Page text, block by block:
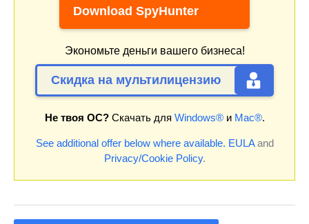
Download SpyHunter
Экономьте деньги вашего бизнеса!
Скидка на мультилицензию
Не твоя ОС?Скачать для Windows®и Mac®.
See additional offer below where available. EULAand
Privacy/Cookie Policy.